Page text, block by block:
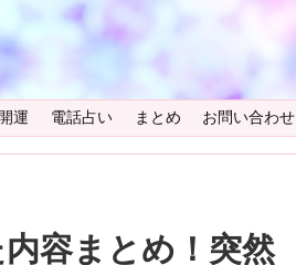
開運 電話占い まとめ お問い合わせ
容まとめ！突然